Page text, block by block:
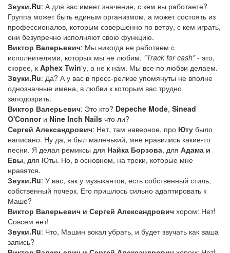
Звуки.Ru: А для вас имеет значение, с кем вы работаете?
Группа может быть единым организмом, а может состоять из
профессионалов, которым совершенно по ветру, с кем играть,
они безупречно исполняют свою функцию.
Виктор Валерьевич: Мы никогда не работаем с
исполнителями, которых мы не любим. "Track for cash"- это,
скорее, к Aphex Twin'у, а не к нам. Мы все по любви делаем.
Звуки.Ru: Да? А у вас в пресс-релизе упомянуты не вполне
однозначные имена, в любви к которым вас трудно
заподозрить.
Виктор Валерьевич: Это кто? Depeche Mode, Sinead
O'Connorи Nine Inch Nails что ли?
Сергей Александрович: Нет, там наверное, про Юту было
написано. Ну да, я был маленький, мне нравились какие-то
песни. Я делал ремиксы для Найка Борзова, для Адама и
Евы, для Юты. Но, в основном, на треки, которые мне
нравятся.
Звуки.Ru: У вас, как у музыкантов, есть собственный стиль,
собственный почерк. Его пришлось сильно адаптировать к
Маше?
Виктор Валерьевич и Сергей Александрович хором: Нет!
Совсем нет!
Звуки.Ru: Что, Машин вокал убрать, и будет звучать как ваша
запись?